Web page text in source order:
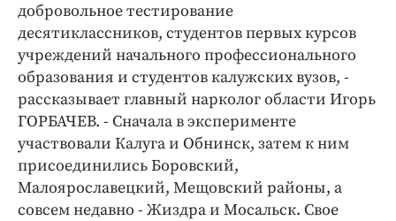
добровольное тестирование
десятиклассников, студентов первых курсов
учреждений начального профессионального
образования и студентов калужских вузов, -
рассказывает главный нарколог области Игорь
ГОРБАЧЕВ. - Сначала в эксперименте
участвовали Калуга и Обнинск, затем к ним
присоединились Боровский,
Малоярославецкий, Мещовский районы, а
совсем недавно - Жиздра и Мосальск. Свое